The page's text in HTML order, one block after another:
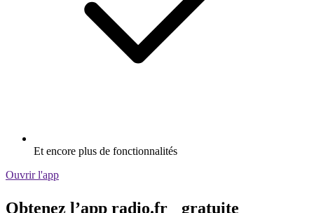
Et encore plus de fonctionnalités
Ouvrir l'app
Obtenez l’app radio.fr gratuite